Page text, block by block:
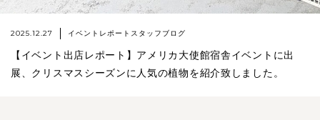
2025.12.27 イベントレポート スタッフブログ
【イベント出店レポート】アメリカ大使館宿舎イベントに出
展、クリスマスシーズンに人気の植物を紹介致しました。